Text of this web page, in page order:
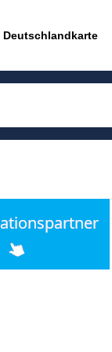
Deutschlandkarte